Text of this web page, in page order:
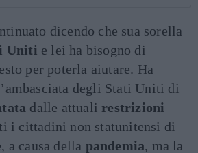
dicendo che sua sorella
Uniti e lei ha bisogno di
per poterla aiutare. Ha
degli Stati Uniti di
dalle attuali restrizioni
i cittadini non statunitensi di
a causa della pandemia, ma la